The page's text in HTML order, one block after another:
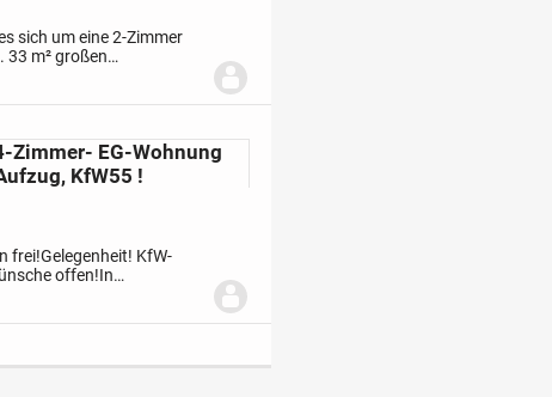
sich um eine 2-Zimmer
33 m² großen
10,11 m²) und der
Zimmer- EG-Wohnung
KfW55 !
frei!Gelegenheit! KfW-
offen!In
moderne, attraktive